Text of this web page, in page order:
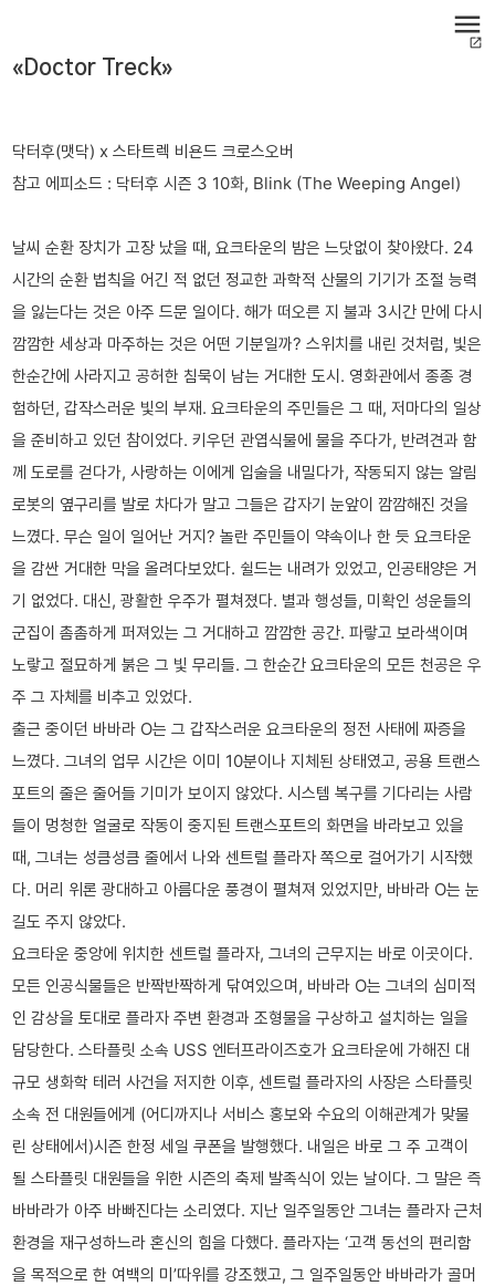
menu
open_in_new
«Doctor Treck»
닥터후(맷닥) x 스타트렉 비욘드 크로스오버
참고 에피소드 : 닥터후 시즌 3 10화, Blink (The Weeping Angel)
날씨 순환 장치가 고장 났을 때, 요크타운의 밤은 느닷없이 찾아왔다. 24
시간의 순환 법칙을 어긴 적 없던 정교한 과학적 산물의 기기가 조절 능력
을 잃는다는 것은 아주 드문 일이다. 해가 떠오른 지 불과 3시간 만에 다시
깜깜한 세상과 마주하는 것은 어떤 기분일까? 스위치를 내린 것처럼, 빛은
한순간에 사라지고 공허한 침묵이 남는 거대한 도시. 영화관에서 종종 경
험하던, 갑작스러운 빛의 부재. 요크타운의 주민들은 그 때, 저마다의 일상
을 준비하고 있던 참이었다. 키우던 관엽식물에 물을 주다가, 반려견과 함
께 도로를 걷다가, 사랑하는 이에게 입술을 내밀다가, 작동되지 않는 알림
로봇의 옆구리를 발로 차다가 말고 그들은 갑자기 눈앞이 깜깜해진 것을
느꼈다. 무슨 일이 일어난 거지? 놀란 주민들이 약속이나 한 듯 요크타운
을 감싼 거대한 막을 올려다보았다. 쉴드는 내려가 있었고, 인공태양은 거
기 없었다. 대신, 광활한 우주가 펼쳐졌다. 별과 행성들, 미확인 성운들의
군집이 촘촘하게 퍼져있는 그 거대하고 깜깜한 공간. 파랗고 보라색이며
노랗고 절묘하게 붉은 그 빛 무리들. 그 한순간 요크타운의 모든 천공은 우
주 그 자체를 비추고 있었다.
출근 중이던 바바라 O는 그 갑작스러운 요크타운의 정전 사태에 짜증을
느꼈다. 그녀의 업무 시간은 이미 10분이나 지체된 상태였고, 공용 트랜스
포트의 줄은 줄어들 기미가 보이지 않았다. 시스템 복구를 기다리는 사람
들이 멍청한 얼굴로 작동이 중지된 트랜스포트의 화면을 바라보고 있을
때, 그녀는 성큼성큼 줄에서 나와 센트럴 플라자 쪽으로 걸어가기 시작했
다. 머리 위론 광대하고 아름다운 풍경이 펼쳐져 있었지만, 바바라 O는 눈
길도 주지 않았다.
요크타운 중앙에 위치한 센트럴 플라자, 그녀의 근무지는 바로 이곳이다.
모든 인공식물들은 반짝반짝하게 닦여있으며, 바바라 O는 그녀의 심미적
인 감상을 토대로 플라자 주변 환경과 조형물을 구상하고 설치하는 일을
담당한다. 스타플릿 소속 USS 엔터프라이즈호가 요크타운에 가해진 대
규모 생화학 테러 사건을 저지한 이후, 센트럴 플라자의 사장은 스타플릿
소속 전 대원들에게 (어디까지나 서비스 홍보와 수요의 이해관계가 맞물
린 상태에서)시즌 한정 세일 쿠폰을 발행했다. 내일은 바로 그 주 고객이
될 스타플릿 대원들을 위한 시즌의 축제 발족식이 있는 날이다. 그 말은 즉
바바라가 아주 바빠진다는 소리였다. 지난 일주일동안 그녀는 플라자 근처
환경을 재구성하느라 혼신의 힘을 다했다. 플라자는 ‘고객 동선의 편리함
을 목적으로 한 여백의 미’따위를 강조했고, 그 일주일동안 바바라가 골머